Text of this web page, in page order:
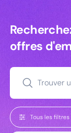
offres
Trouver
Tous les filtres